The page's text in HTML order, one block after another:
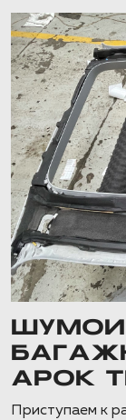
АРОК
Приступаем к